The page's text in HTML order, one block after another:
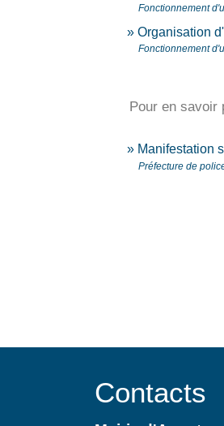
Fonctionnement
Organisation
Fonctionnement
Pour en savoir
Manifestation
Préfecture de
Contacts